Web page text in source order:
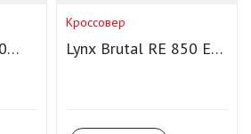
Кроссовер
Lynx Brutal RE 850 E-